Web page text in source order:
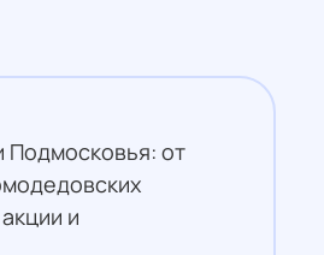
Подмосковья: от
и